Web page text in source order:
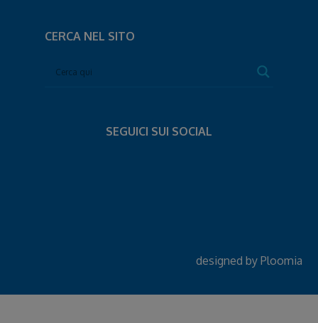
CERCA NEL SITO
SEGUICI SUI SOCIAL
designed by Ploomia